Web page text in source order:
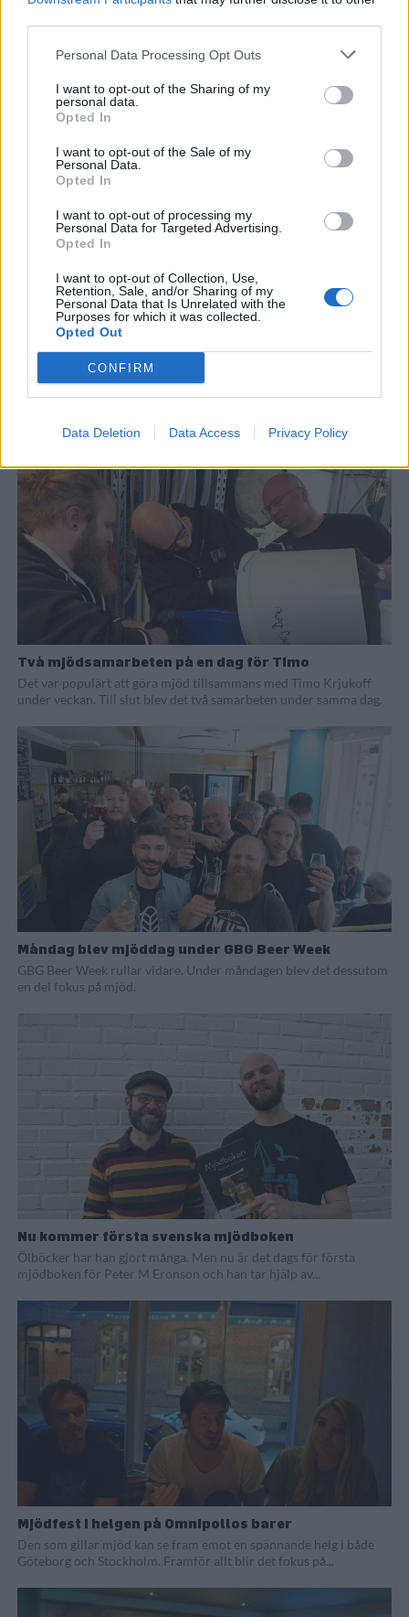
Personal Data Processing Opt Outs
I want to opt-out of the Sharing of my
personal data.
Opted In
I want to opt-out of the Sale of my
Personal Data.
Opted In
I want to opt-out of processing my
Personal Data for Targeted Advertising.
Opted In
I want to opt-out of Collection, Use,
Retention, Sale, and/or Sharing of my
Personal Data that Is Unrelated with the
Purposes for which it was collected.
Opted Out
CONFIRM
Data Deletion Data Access Privacy Policy
Malmö Meadery tog hem medaljer i Polen
uppmärksamhet. Vid en stor mjödtävling i Polen blev det två
medaljer, varav ett...
Hyllade mjöd dyker upp på Systembolaget
De är uppskattade över hela världen och har vunnit flera fina
priser. Nu väntar premiär på Systembolagets hyllor för Sahtipajas
Två mjödsamarbeten på en dag för Timo
Det var populärt att göra mjöd tillsammans med Timo Krjukoff
under veckan. Till slut blev det två samarbeten under samma dag.
Måndag blev mjöddag under GBG Beer Week
GBG Beer Week rullar vidare. Under måndagen blev det dessutom
en del fokus på mjöd.
Nu kommer första svenska mjödboken
Ölböcker har han gjort många. Men nu är det dags för första
mjödboken för Peter M Eronson och han tar hjälp av...
Mjödfest i helgen på Omnipollos barer
Den som gillar mjöd kan se fram emot en spännande helg i både
Göteborg och Stockholm. Framför allt blir det fokus på...